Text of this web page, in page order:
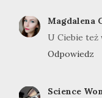
Magdalena
U Ciebie też
Odpowiedz
Science